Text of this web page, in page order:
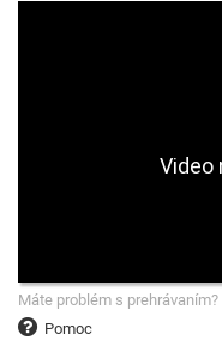
Pomoc
Máte problém s prehrávaním?